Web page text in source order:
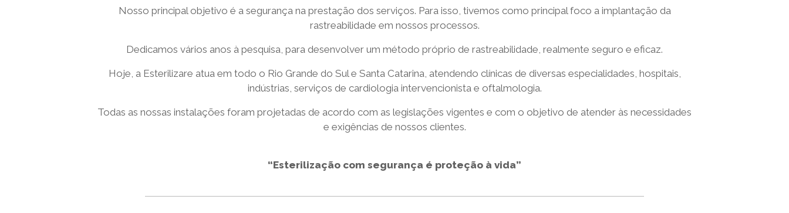
Nosso principal objetivo é a segurança na prestação dos serviços. Para isso, tivemos como principal foco a implantação da
rastreabilidade em nossos processos.
Dedicamos vários anos à pesquisa, para desenvolver um método próprio de rastreabilidade, realmente seguro e eficaz.
Hoje, a Esterilizare atua em todo o Rio Grande do Sul e Santa Catarina, atendendo clínicas de diversas especialidades, hospitais,
indústrias, serviços de cardiologia intervencionista e oftalmologia.
Todas as nossas instalações foram projetadas de acordo com as legislações vigentes e com o objetivo de atender às necessidades
e exigências de nossos clientes.
“Esterilização com segurança é proteção à vida”